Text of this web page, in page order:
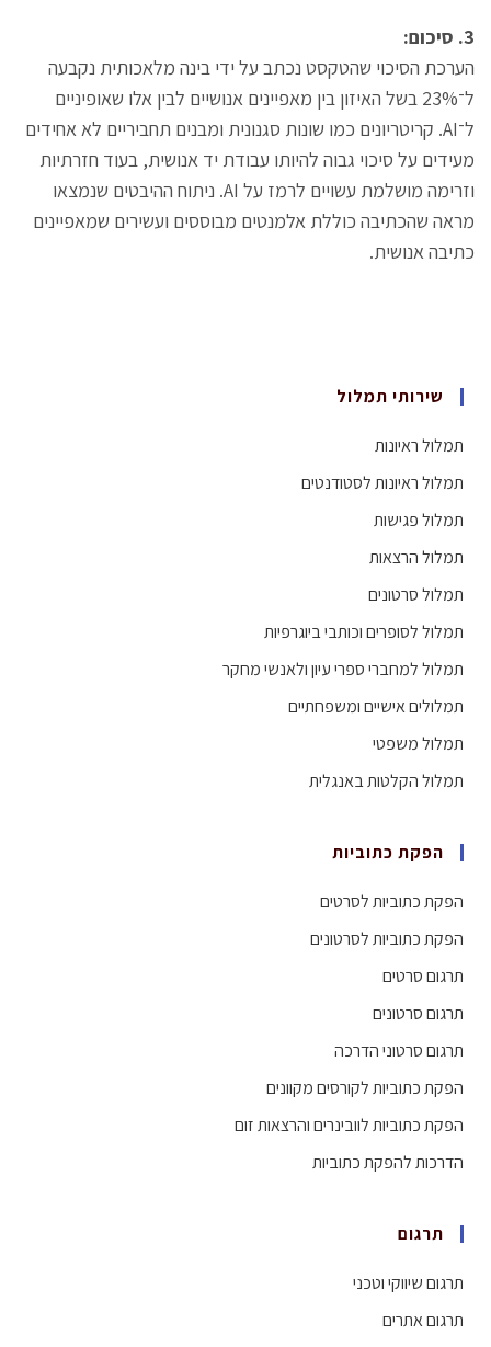
3. סיכום:
הערכת הסיכוי שהטקסט נכתב על ידי בינה מלאכותית נקבעה
ל־23% בשל האיזון בין מאפיינים אנושיים לבין אלו שאופיניים
ל־AI. קריטריונים כמו שונות סגנונית ומבנים תחביריים לא אחידים
מעידים על סיכוי גבוה להיותו עבודת יד אנושית, בעוד חזרתיות
וזרימה מושלמת עשויים לרמז על AI. ניתוח ההיבטים שנמצאו
מראה שהכתיבה כוללת אלמנטים מבוססים ועשירים שמאפיינים
כתיבה אנושית.
שירותי תמלול
תמלול ראיונות
תמלול ראיונות לסטודנטים
תמלול פגישות
תמלול הרצאות
תמלול סרטונים
תמלול לסופרים וכותבי ביוגרפיות
תמלול למחברי ספרי עיון ולאנשי מחקר
תמלולים אישיים ומשפחתיים
תמלול משפטי
תמלול הקלטות באנגלית
הפקת כתוביות
הפקת כתוביות לסרטים
הפקת כתוביות לסרטונים
תרגום סרטים
תרגום סרטונים
תרגום סרטוני הדרכה
הפקת כתוביות לקורסים מקוונים
הפקת כתוביות לוובינרים והרצאות זום
הדרכות להפקת כתוביות
תרגום
תרגום שיווקי וטכני
תרגום אתרים